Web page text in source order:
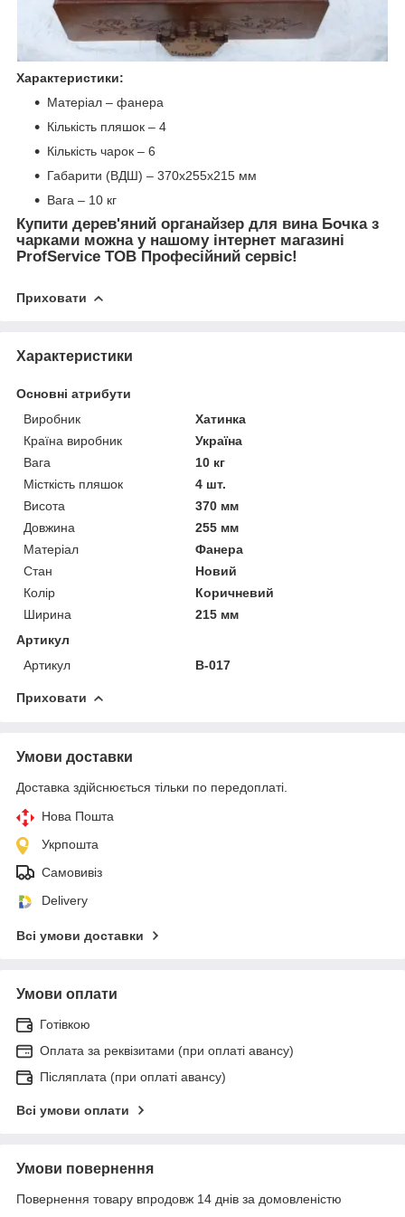
Характеристики:
Матеріал – фанера
Кількість пляшок – 4
Кількість чарок – 6
Габарити (ВДШ) – 370х255х215 мм
Вага – 10 кг
Купити дерев'яний органайзер для вина Бочка з
чарками можна у нашому інтернет магазині
ProfService ТОВ Професійний сервіс!
Приховати
Характеристики
Основні атрибути
Виробник
Хатинка
Країна виробник
Україна
Вага
10 кг
Місткість пляшок
4 шт.
Висота
370 мм
Довжина
255 мм
Матеріал
Фанера
Стан
Новий
Колір
Коричневий
Ширина
215 мм
Артикул
Артикул
В-017
Приховати
Умови доставки
Доставка здійснюється тільки по передоплаті.
Нова Пошта
Укрпошта
Самовивіз
Delivery
Всі умови доставки
Умови оплати
Готівкою
Оплата за реквізитами (при оплаті авансу)
Післяплата (при оплаті авансу)
Всі умови оплати
Умови повернення
Повернення товару впродовж 14 днів за домовленістю